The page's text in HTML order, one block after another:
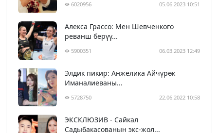
6020956 05.06.2023 10:51
Алекса Грассо: Мен Шевченкого
реванш берүү...
5900351 06.03.2023 12:49
Элдик пикир: Анжелика Айчүрөк
Иманалиеваны...
5728750 22.06.2022 10:58
ЭКСКЛЮЗИВ - Сайкал
Садыбакасованын экс-жол...